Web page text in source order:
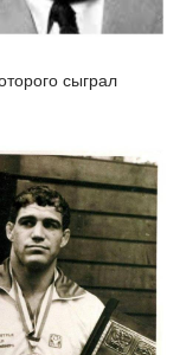
сыграл